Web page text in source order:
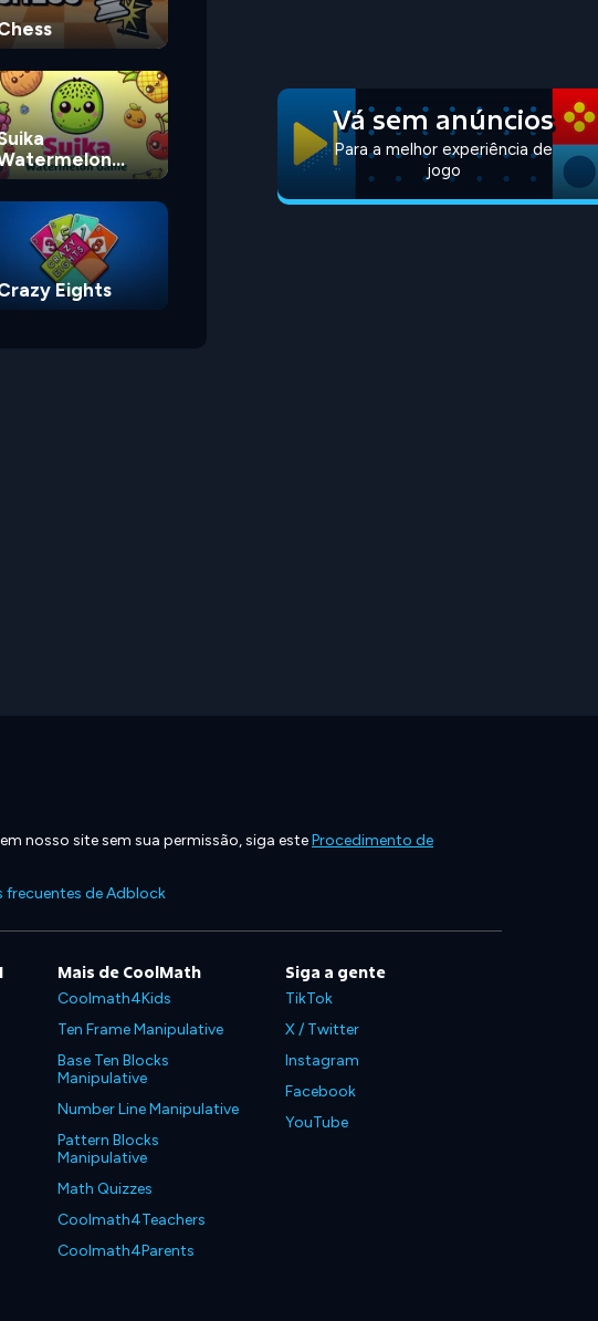
Eights
Vá sem anúncios
Para a melhor experiência de
jogo
nosso site sem sua permissão, siga esteProcedimento de
frecuentes de Adblock
Mais de CoolMath
Coolmath4Kids
Ten Frame Manipulative
Base Ten Blocks
Manipulative
Number Line Manipulative
Pattern Blocks
Manipulative
Math Quizzes
Coolmath4Teachers
Coolmath4Parents
Siga a gente
TikTok
X / Twitter
Instagram
Facebook
YouTube